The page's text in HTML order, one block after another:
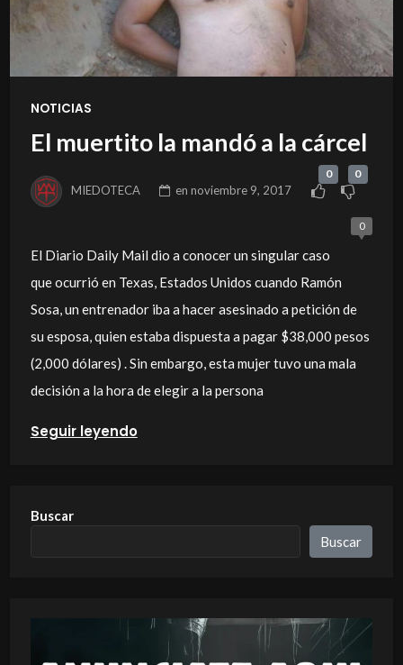
NOTICIAS
El muertito la mandó a la cárcel
MIEDOTECA ennoviembre 9, 2017
0 0
0
El Diario Daily Mail dio a conocer un singular caso
que ocurrió en Texas, Estados Unidos cuando Ramón
Sosa, un entrenador iba a hacer asesinado a petición de
su esposa, quien estaba dispuesta a pagar $38,000 pesos
(2,000 dólares) . Sin embargo, esta mujer tuvo una mala
decisión a la hora de elegir a la persona
Seguir leyendo
Buscar
Buscar